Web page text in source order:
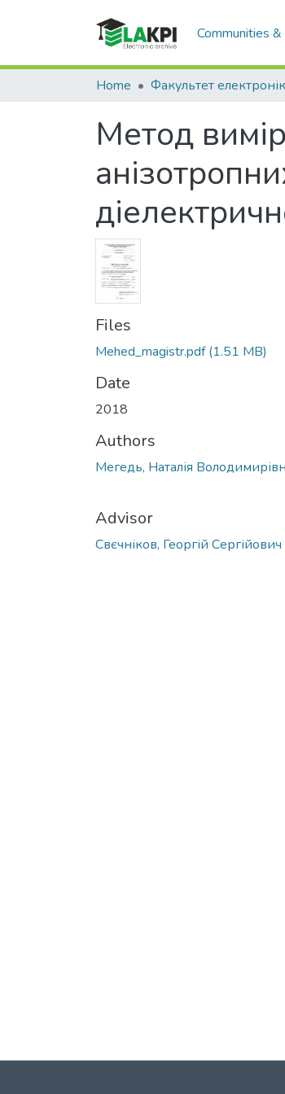
Communities
Home
Метод
Files
Mehed_magistr.pdf(1.51 MB)
Date
2018
Authors
Мегедь, Наталія
Advisor
Свєчніков, Георгій Сергійович